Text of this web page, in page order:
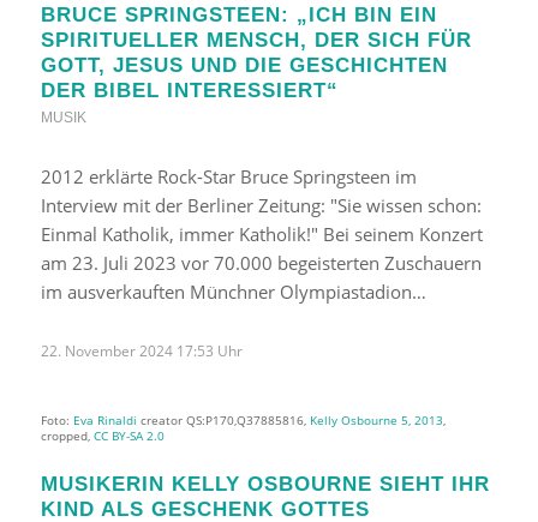
BRUCE SPRINGSTEEN: „ICH BIN EIN
SPIRITUELLER MENSCH, DER SICH FÜR
GOTT, JESUS UND DIE GESCHICHTEN
DER BIBEL INTERESSIERT“
MUSIK
2012 erklärte Rock-Star Bruce Springsteen im
Interview mit der Berliner Zeitung: "Sie wissen schon:
Einmal Katholik, immer Katholik!" Bei seinem Konzert
am 23. Juli 2023 vor 70.000 begeisterten Zuschauern
im ausverkauften Münchner Olympiastadion…
22. November 2024 17:53 Uhr
Foto: Eva Rinaldi creator QS:P170,Q37885816, Kelly Osbourne 5, 2013
cropped, CC BY-SA 2.0
MUSIKERIN KELLY OSBOURNE SIEHT IHR
KIND ALS GESCHENK GOTTES